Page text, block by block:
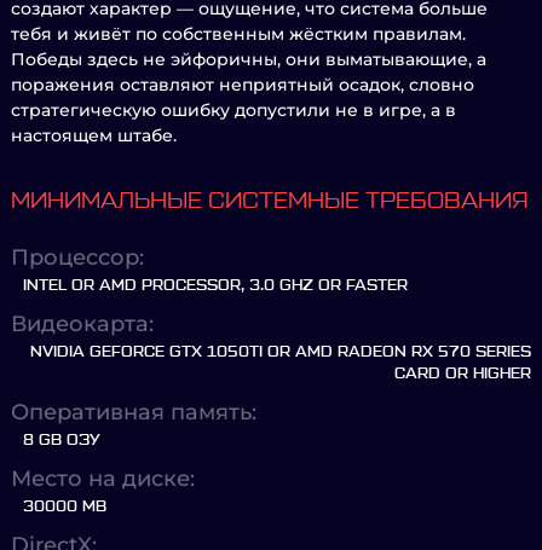
создают характер — ощущение, что система больше
тебя и живёт по собственным жёстким правилам.
Победы здесь не эйфоричны, они выматывающие, а
поражения оставляют неприятный осадок, словно
стратегическую ошибку допустили не в игре, а в
настоящем штабе.
МИНИМАЛЬНЫЕ СИСТЕМНЫЕ ТРЕБОВАНИЯ
Процессор:
INTEL OR AMD PROCESSOR, 3.0 GHZ OR FASTER
Видеокарта:
NVIDIA GEFORCE GTX 1050TI OR AMD RADEON RX 570 SERIES
CARD OR HIGHER
Оперативная память:
8 GB ОЗУ
Место на диске:
30000 MB